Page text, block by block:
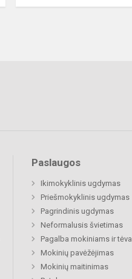
Paslaugos
Ikimokyklinis ugdymas
Priešmokyklinis ugdymas
Pagrindinis ugdymas
Neformalusis švietimas
Pagalba mokiniams ir
Mokinių pavėžėjimas
Mokinių maitinimas